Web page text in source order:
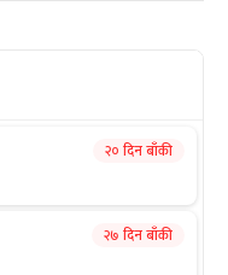
२० दिन बाँकी
२७ दिन बाँकी